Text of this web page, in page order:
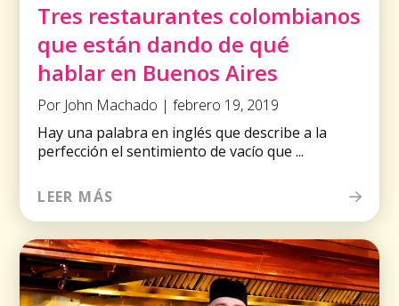
Tres restaurantes colombianos
que están dando de qué
hablar en Buenos Aires
Por John Machado | febrero 19, 2019
Hay una palabra en inglés que describe a la
perfección el sentimiento de vacío que ...
LEER MÁS